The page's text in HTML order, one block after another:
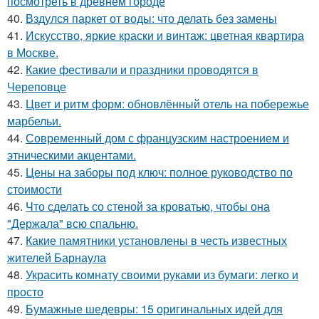
40. Вздулся паркет от воды: что делать без замены
41. Искусство, яркие краски и винтаж: цветная квартира
в Москве.
42. Какие фестивали и праздники проводятся в
Череповце
43. Цвет и ритм форм: обновлённый отель на побережье
марбельи.
44. Современный дом с французским настроением и
этническими акцентами.
45. Цены на заборы под ключ: полное руководство по
стоимости
46. Что сделать со стеной за кроватью, чтобы она
"Держала" всю спальню.
47. Какие памятники установлены в честь известных
жителей Барнаула
48. Украсить комнату своими руками из бумаги: легко и
просто
49. Бумажные шедевры: 15 оригинальных идей для